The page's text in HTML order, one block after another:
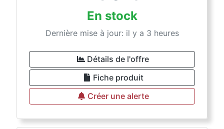
En stock
Dernière mise à jour: il y a 3 heures
Détails de l'offre
Fiche produit
Créer une alerte